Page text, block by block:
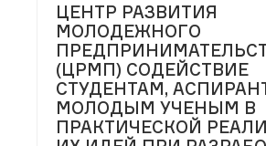
ЦЕНТР РАЗВИТИЯ
МОЛОДЕЖНОГО
(ЦРМП) СОДЕЙСТВИЕ
СТУДЕНТАМ,
МОЛОДЫМ УЧЕНЫМ В
ПРАКТИЧЕСКОЙ